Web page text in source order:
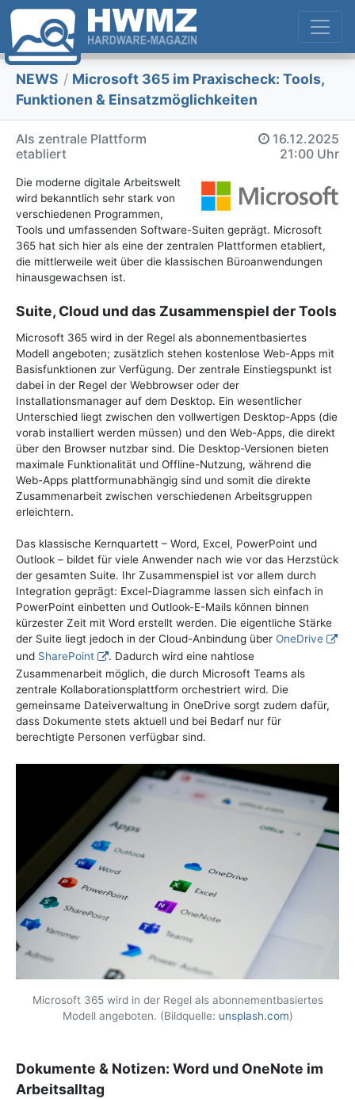
NEWS / Microsoft 365 im Praxischeck: Tools,
Funktionen & Einsatzmöglichkeiten
Als zentrale Plattform
etabliert
16.12.2025
21:00 Uhr
Die moderne digitale Arbeitswelt
wird bekanntlich sehr stark von
verschiedenen Programmen,
Tools und umfassenden Software-Suiten geprägt. Microsoft
365 hat sich hier als eine der zentralen Plattformen etabliert,
die mittlerweile weit über die klassischen Büroanwendungen
hinausgewachsen ist.
Suite, Cloud und das Zusammenspiel der Tools
Microsoft 365 wird in der Regel als abonnementbasiertes
Modell angeboten; zusätzlich stehen kostenlose Web-Apps mit
Basisfunktionen zur Verfügung. Der zentrale Einstiegspunkt ist
dabei in der Regel der Webbrowser oder der
Installationsmanager auf dem Desktop. Ein wesentlicher
Unterschied liegt zwischen den vollwertigen Desktop-Apps (die
vorab installiert werden müssen) und den Web-Apps, die direkt
über den Browser nutzbar sind. Die Desktop-Versionen bieten
maximale Funktionalität und Offline-Nutzung, während die
Web-Apps plattformunabhängig sind und somit die direkte
Zusammenarbeit zwischen verschiedenen Arbeitsgruppen
erleichtern.
Das klassische Kernquartett – Word, Excel, PowerPoint und
Outlook – bildet für viele Anwender nach wie vor das Herzstück
der gesamten Suite. Ihr Zusammenspiel ist vor allem durch
Integration geprägt: Excel-Diagramme lassen sich einfach in
PowerPoint einbetten und Outlook-E-Mails können binnen
kürzester Zeit mit Word erstellt werden. Die eigentliche Stärke
der Suite liegt jedoch in der Cloud-Anbindung über OneDrive
und SharePoint
. Dadurch wird eine nahtlose
Zusammenarbeit möglich, die durch Microsoft Teams als
zentrale Kollaborationsplattform orchestriert wird. Die
gemeinsame Dateiverwaltung in OneDrive sorgt zudem dafür,
dass Dokumente stets aktuell und bei Bedarf nur für
berechtigte Personen verfügbar sind.
Microsoft 365 wird in der Regel als abonnementbasiertes
Modell angeboten. (Bildquelle: unsplash.com)
Dokumente & Notizen: Word und OneNote im
Arbeitsalltag